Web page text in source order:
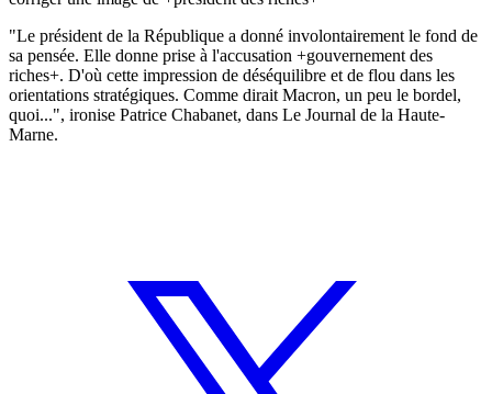
"Le président de la République a donné involontairement le fond de
sa pensée. Elle donne prise à l'accusation +gouvernement des
riches+. D'où cette impression de déséquilibre et de flou dans les
orientations stratégiques. Comme dirait Macron, un peu le bordel,
quoi...", ironise Patrice Chabanet, dans Le Journal de la Haute-
Marne.